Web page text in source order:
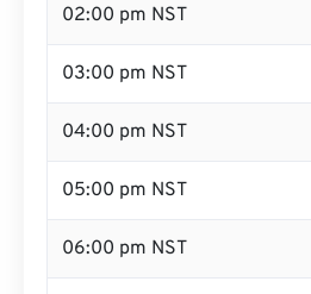
02:00 pm NST
03:00 pm NST
04:00 pm NST
05:00 pm NST
06:00 pm NST